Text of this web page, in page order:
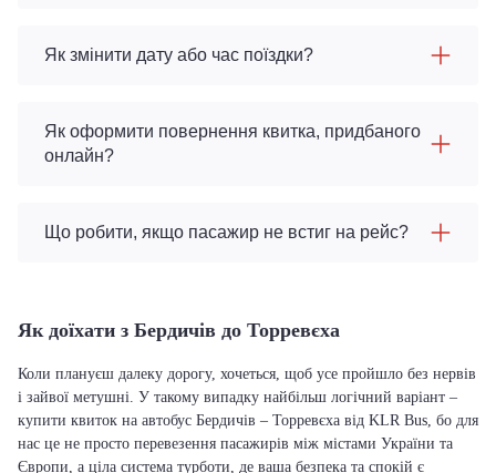
Як змінити дату або час поїздки?
Як оформити повернення квитка, придбаного
онлайн?
Що робити, якщо пасажир не встиг на рейс?
Як доїхати з Бердичів до Торревєха
Коли плануєш далеку дорогу, хочеться, щоб усе пройшло без нервів
і зайвої метушні. У такому випадку найбільш логічний варіант –
купити квиток на автобус Бердичів – Торревєха від KLR Bus, бо для
нас це не просто перевезення пасажирів між містами України та
Європи, а ціла система турботи, де ваша безпека та спокій є